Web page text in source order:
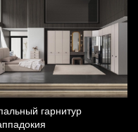
гарнитур